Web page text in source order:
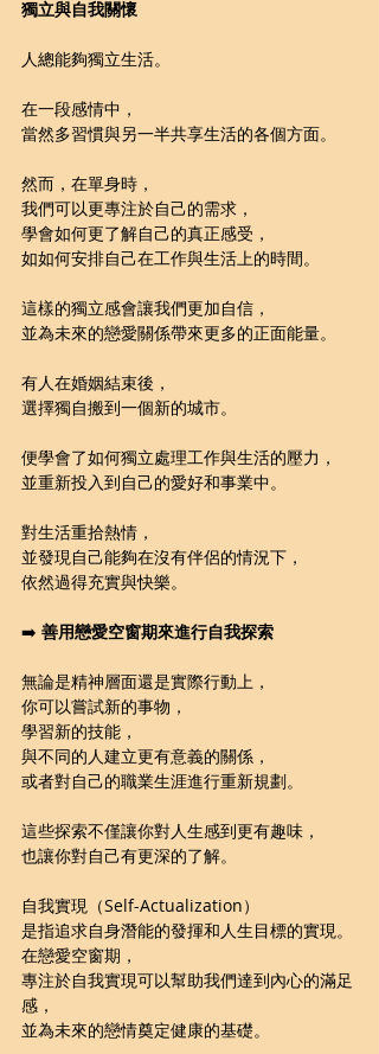
獨立與自我關懷
人總能夠獨立生活。
在一段感情中，
當然多習慣與另一半共享生活的各個方面。
然而，在單身時，
我們可以更專注於自己的需求，
學會如何更了解自己的真正感受，
如如何安排自己在工作與生活上的時間。
這樣的獨立感會讓我們更加自信，
並為未來的戀愛關係帶來更多的正面能量。
有人在婚姻結束後，
選擇獨自搬到一個新的城市。
便學會了如何獨立處理工作與生活的壓力，
並重新投入到自己的愛好和事業中。
對生活重拾熱情，
並發現自己能夠在沒有伴侶的情況下，
依然過得充實與快樂。
➡️ 善用戀愛空窗期來進行自我探索
無論是精神層面還是實際行動上，
你可以嘗試新的事物，
學習新的技能，
與不同的人建立更有意義的關係，
或者對自己的職業生涯進行重新規劃。
這些探索不僅讓你對人生感到更有趣味，
也讓你對自己有更深的了解。
自我實現（Self-Actualization）
是指追求自身潛能的發揮和人生目標的實現。
在戀愛空窗期，
專注於自我實現可以幫助我們達到內心的滿足
感，
並為未來的戀情奠定健康的基礎。